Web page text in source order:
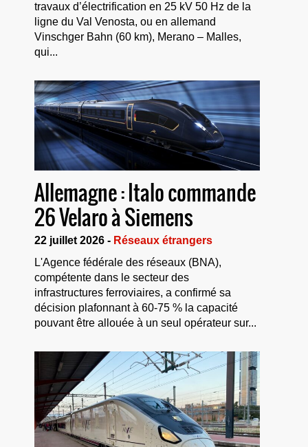
travaux d’électrification en 25 kV 50 Hz de la
ligne du Val Venosta, ou en allemand
Vinschger Bahn (60 km), Merano – Malles,
qui...
Allemagne : Italo commande
26 Velaro à Siemens
22 juillet 2026 - Réseaux étrangers
L'Agence fédérale des réseaux (BNA),
compétente dans le secteur des
infrastructures ferroviaires, a confirmé sa
décision plafonnant à 60-75 % la capacité
pouvant être allouée à un seul opérateur sur...